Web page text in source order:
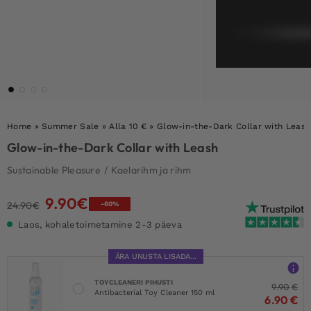
Home »Summer Sale » Alla 10 € » Glow-in-the-Dark Collar with Leash
Glow-in-the-Dark Collar with Leash
Sustainable Pleasure / Kaelarihm ja rihm
24.90€ Algne
9.90€ Current
9.90€.
-60%
Laos, kohaletoimetamine 2-3 päeva
ÄRA UNUSTA LISADA...
TOYCLEANERI PIHUSTI
Antibacterial Toy Cleaner 150 ml
9.90€
6.90 €